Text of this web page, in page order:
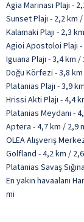
Agia Marinası Plajı -
Sunset Plajı - 2,2 km
Kalamaki Plajı - 2,3
Agioi Apostoloi Plajı
Iguana Plajı - 3,4 km /
Doğu Körfezi - 3,8
Platanias Plajı - 3,9
Hrissi Akti Plajı - 4,4
Platanias Meydanı -
Aptera - 4,7 km / 2,9
OLEA Alışveriş
Golfland - 4,2 km /
Platanias Savaş
En yakın havaalanı
mi